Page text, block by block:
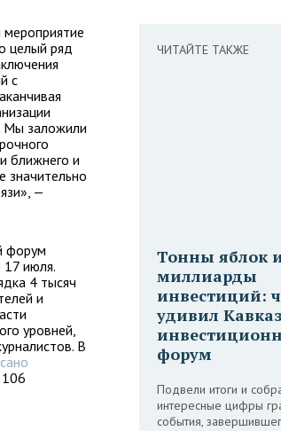
ЧИТАЙТЕ ТАКЖЕ
Тонны яблок
миллиарды
инвестиций:
удивил
форум
Подвели итоги и
интересные цифры
события,
целый ряд
с
Мы заложили
ближнего и
значительно
—
форум
июля.
4 тысяч
и
уровней,
В